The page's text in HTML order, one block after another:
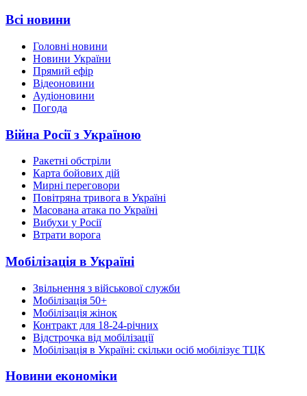
Всі новини
Головні новини
Новини України
Прямий ефір
Відеоновини
Аудіоновини
Погода
Війна Росії з Україною
Ракетні обстріли
Карта бойових дій
Мирні переговори
Повітряна тривога в Україні
Масована атака по Україні
Вибухи у Росії
Втрати ворога
Мобілізація в Україні
Звільнення з військової служби
Мобілізація 50+
Мобілізація жінок
Контракт для 18-24-річних
Відстрочка від мобілізації
Мобілізація в Україні: скільки осіб мобілізує ТЦК
Новини економіки